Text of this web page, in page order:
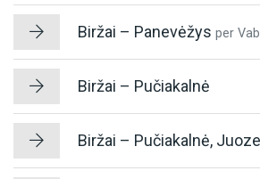
Biržai – Panevėžys per
Biržai – Pučiakalnė
Biržai – Pučiakalnė,